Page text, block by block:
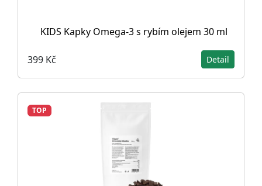
KIDS Kapky Omega-3 s rybím olejem 30 ml
399 Kč Detail
TOP